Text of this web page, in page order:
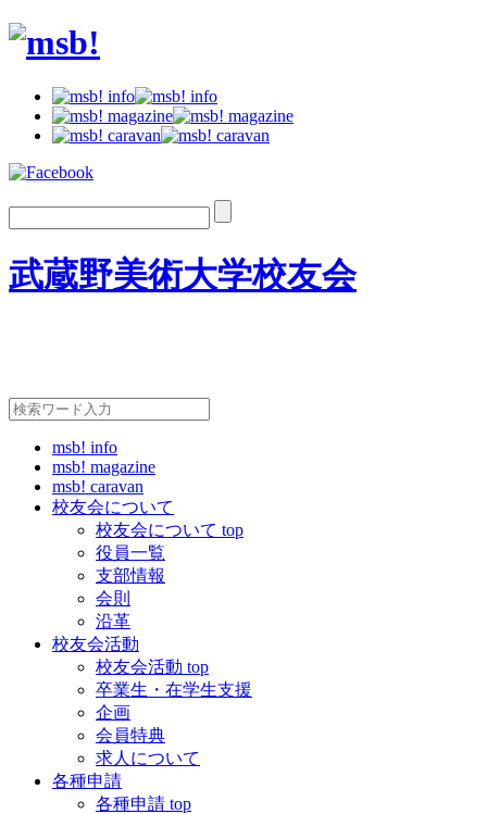
武蔵野美術大学校友会
msb! info
msb! magazine
msb! caravan
校友会について
校友会について top
役員一覧
支部情報
会則
沿革
校友会活動
校友会活動 top
卒業生・在学生支援
企画
会員特典
求人について
各種申請
各種申請 top